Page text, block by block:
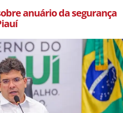
anuário da segurança